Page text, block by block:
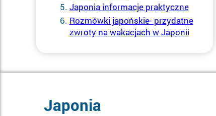
Japonia informacje praktyczne
Rozmówki japońskie- przydatne
zwroty na wakacjach w Japonii
Japonia